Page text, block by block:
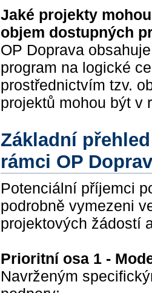
Jaké projekty
objem dostupných
OP Doprava
program na logické
prostřednictvím tzv.
projektů mohou být v
Základní
rámci OP
Potenciální příjemci
podrobně vymezeni
projektových žádostí
Prioritní osa 1 -
Navrženým